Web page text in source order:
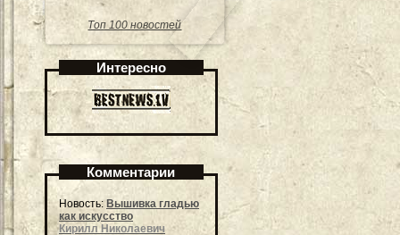
Топ 100 новостей
Интересно
Комментарии
Новость: Вышивка гладью
как искусство
Кирилл Николаевич